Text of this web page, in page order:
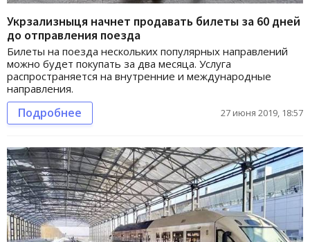
Укрзализныця начнет продавать билеты за 60 дней
до отправления поезда
Билеты на поезда нескольких популярных направлений
можно будет покупать за два месяца. Услуга
распространяется на внутренние и международные
направления.
Подробнее 27 июня 2019, 18:57